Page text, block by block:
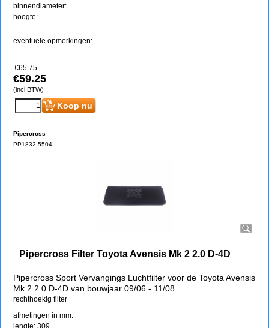
binnendiameter:
hoogte:
eventuele opmerkingen:
€65.75
€59.25
(incl BTW)
Koop nu
Pipercross
PP1832-5504
Pipercross Filter Toyota Avensis Mk 2 2.0 D-4D
Pipercross Sport Vervangings Luchtfilter voor de Toyota Avensis
Mk 2 2.0 D-4D van bouwjaar 09/06 - 11/08.
rechthoekig filter
afmetingen in mm:
lengte: 309